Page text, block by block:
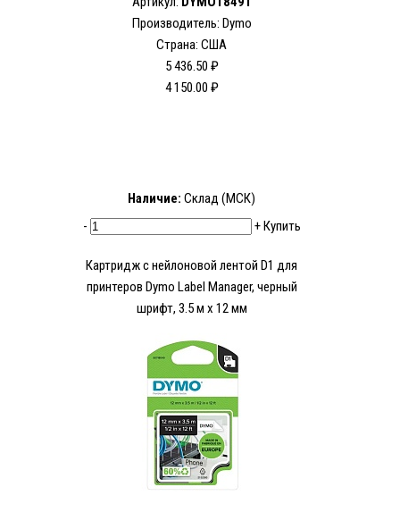
Производитель: Dymo
Страна: США
5 436.50 ₽
4 150.00 ₽
Наличие: Склад (МСК)
-
+Купить
Картридж с нейлоновой лентой D1 для
принтеров Dymo Label Manager, черный
шрифт, 3.5 м x 12 мм